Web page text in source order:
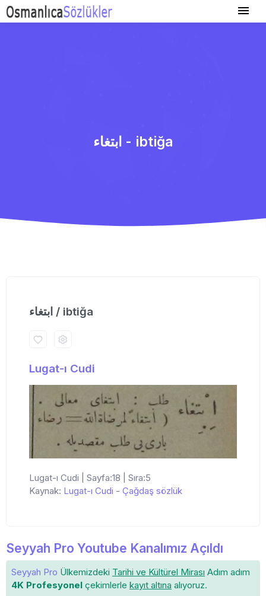
ابتغاء - ibtiğa
ابتغاء / ibtiğa
Lugat-ı Cudi
Lugat-ı Cudi | Sayfa:18 | Sıra:5
Kaynak: Lugat-ı Cudi - Çağdaş sözlük
Seyyah Pro Youtube Kanalımız Açıldı
Seyyah Pro Ülkemizdeki Tarihi ve Kültürel Mirası Adım adım
4K Profesyonel çekimlerle kayıt altına alıyoruz.